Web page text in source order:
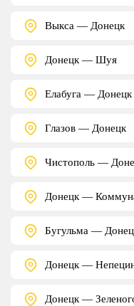
Выкса — Донецк
Донецк — Шуя
Елабуга — Донецк
Глазов — Донецк
Чистополь —
Донецк —
Бугульма —
Донецк —
Донецк —